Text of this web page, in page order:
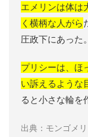
エメリンは体は
く横柄な人がら
圧政下にあった
プリシーは、ほ
い訴えるような
ると小さな輪を
出典：モンゴメ